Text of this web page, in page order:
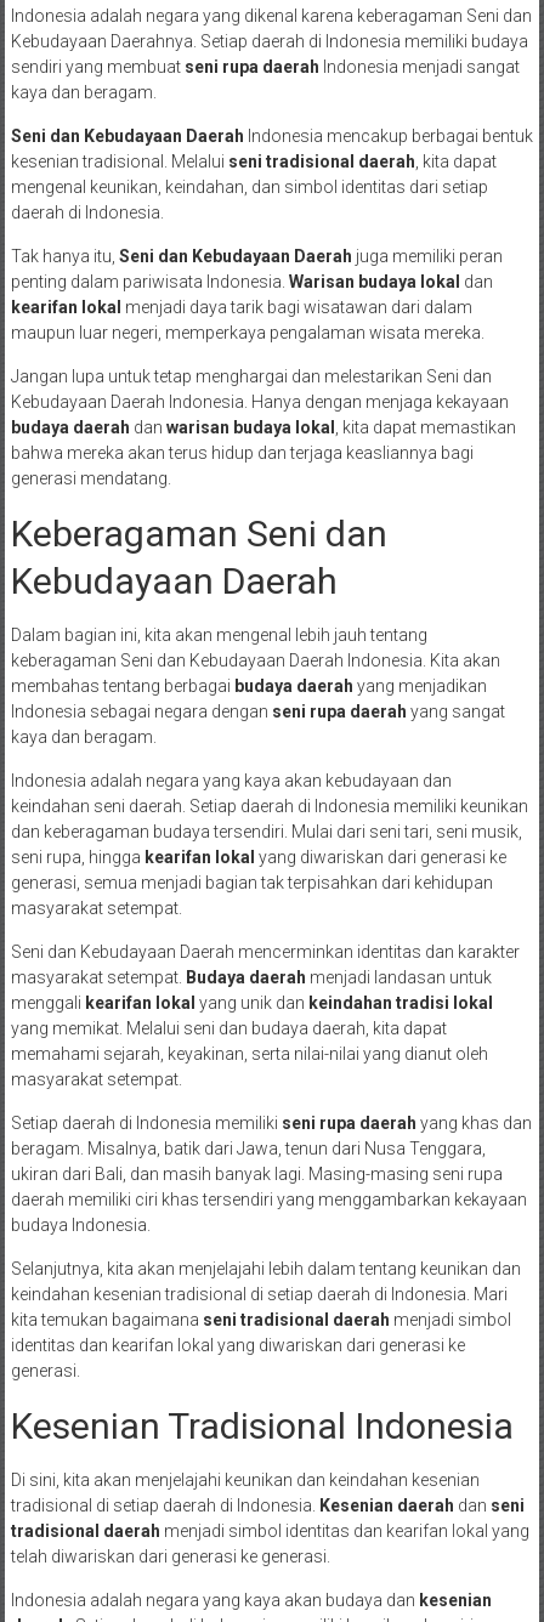
Indonesia adalah negara yang dikenal karena keberagaman Seni dan
Kebudayaan Daerahnya. Setiap daerah di Indonesia memiliki budaya
sendiri yang membuat seni rupa daerah Indonesia menjadi sangat
kaya dan beragam.
Seni dan Kebudayaan Daerah Indonesia mencakup berbagai bentuk
kesenian tradisional. Melalui seni tradisional daerah , kita dapat
mengenal keunikan, keindahan, dan simbol identitas dari setiap
daerah di Indonesia.
Tak hanya itu, Seni dan Kebudayaan Daerah juga memiliki peran
penting dalam pariwisata Indonesia. Warisan budaya lokal dan
kearifan lokal menjadi daya tarik bagi wisatawan dari dalam
maupun luar negeri, memperkaya pengalaman wisata mereka.
Jangan lupa untuk tetap menghargai dan melestarikan Seni dan
Kebudayaan Daerah Indonesia. Hanya dengan menjaga kekayaan
budaya daerah dan warisan budaya lokal
, kita dapat memastikan
bahwa mereka akan terus hidup dan terjaga keasliannya bagi
generasi mendatang.
Keberagaman Seni dan
Kebudayaan Daerah
Dalam bagian ini, kita akan mengenal lebih jauh tentang
keberagaman Seni dan Kebudayaan Daerah Indonesia. Kita akan
membahas tentang berbagai budaya daerah yang menjadikan
Indonesia sebagai negara dengan seni rupa daerah yang sangat
kaya dan beragam.
Indonesia adalah negara yang kaya akan kebudayaan dan
keindahan seni daerah. Setiap daerah di Indonesia memiliki keunikan
dan keberagaman budaya tersendiri. Mulai dari seni tari, seni musik,
seni rupa, hingga kearifan lokal yang diwariskan dari generasi ke
generasi, semua menjadi bagian tak terpisahkan dari kehidupan
masyarakat setempat.
Seni dan Kebudayaan Daerah mencerminkan identitas dan karakter
masyarakat setempat. Budaya daerah menjadi landasan untuk
menggali kearifan lokal yang unik dan keindahan tradisi lokal
yang memikat. Melalui seni dan budaya daerah, kita dapat
memahami sejarah, keyakinan, serta nilai-nilai yang dianut oleh
masyarakat setempat.
Setiap daerah di Indonesia memiliki seni rupa daerah yang khas dan
beragam. Misalnya, batik dari Jawa, tenun dari Nusa Tenggara,
ukiran dari Bali, dan masih banyak lagi. Masing-masing seni rupa
daerah memiliki ciri khas tersendiri yang menggambarkan kekayaan
budaya Indonesia.
Selanjutnya, kita akan menjelajahi lebih dalam tentang keunikan dan
keindahan kesenian tradisional di setiap daerah di Indonesia. Mari
kita temukan bagaimana seni tradisional daerah menjadi simbol
identitas dan kearifan lokal yang diwariskan dari generasi ke
generasi.
Kesenian Tradisional Indonesia
Di sini, kita akan menjelajahi keunikan dan keindahan kesenian
tradisional di setiap daerah di Indonesia.
Kesenian daerah dan seni
tradisional daerah menjadi simbol identitas dan kearifan lokal yang
telah diwariskan dari generasi ke generasi.
Indonesia adalah negara yang kaya akan budaya dan kesenian